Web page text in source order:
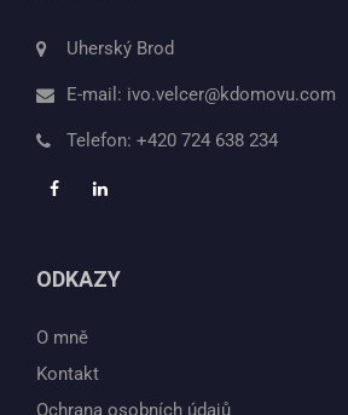
Uherský Brod
E-mail: ivo.velcer@kdomovu.com
Telefon: +420 724 638 234
ODKAZY
O mně
Kontakt
Ochrana osobních údajů